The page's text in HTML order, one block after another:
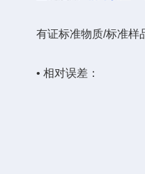
有证标准物质/标准样品
• 相对误差：